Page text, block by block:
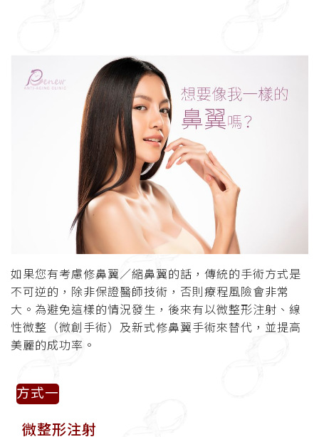
如果您有考慮修鼻翼／縮鼻翼的話，傳統的手術方式是
不可逆的，除非保證醫師技術，否則療程風險會非常
大。為避免這樣的情況發生，後來有以微整形注射、線
性微整（微創手術）及新式修鼻翼手術來替代，並提高
美麗的成功率。
方式一
微整形注射